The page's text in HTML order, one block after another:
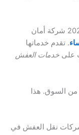
. تقدم خدماتها
على خدمات العفش
الخمس الأسرع تشغل حوالي 65% من السوق. هذا
شركات نقل العفش في